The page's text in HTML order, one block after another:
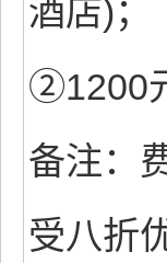
酒店)；
②1200
备注：
受八折